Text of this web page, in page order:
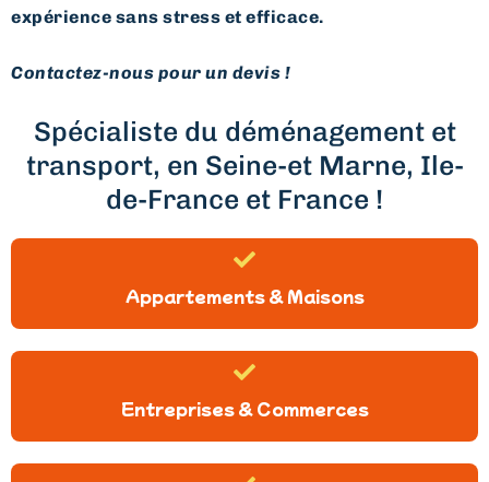
expérience sans stress et efficace.
Contactez-nous pour un devis !
Spécialiste du déménagement et
transport, en Seine-et Marne, Ile-
de-France et France !
Appartements & Maisons
Entreprises & Commerces